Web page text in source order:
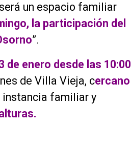
un espacio familiar
la participación del
”.
de enero desde las 10:00
de Villa Vieja, cercano
instancia familiar y